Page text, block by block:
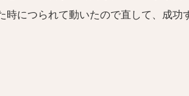
につられて動いたので直して、成功